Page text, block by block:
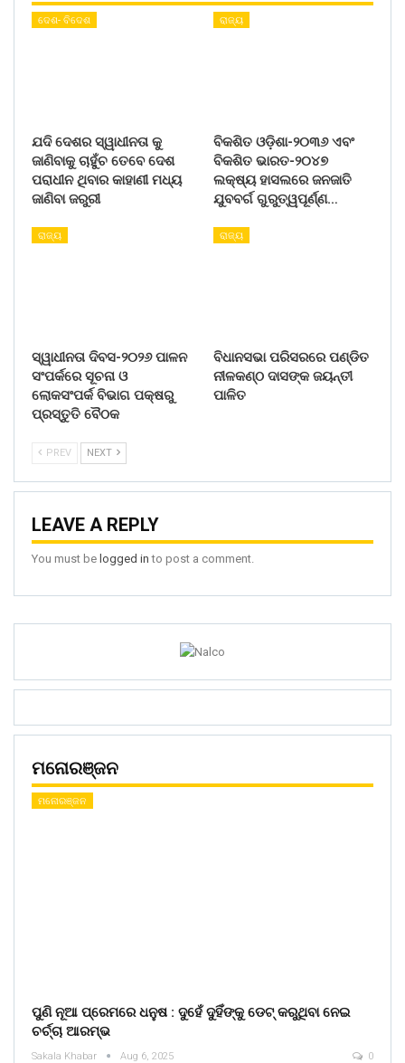
ଦେଶ- ବିଦେଶ
ଯଦି ଦେଶର ସ୍ୱାଧୀନତା କୁ
ଜାଣିବାକୁ ଚାହୁଁଚ ତେବେ ଦେଶ
ପରାଧୀନ ଥିବାର କାହାଣୀ ମଧ୍ୟ
ଜାଣିବା ଜରୁରୀ
ରାଜ୍ୟ
ବିକଶିତ ଓଡ଼ିଶା-୨୦୩୬ ଏବଂ
ବିକଶିତ ଭାରତ-୨୦୪୭
ଲକ୍ଷ୍ୟ ହାସଲରେ ଜନଜାତି
ଯୁବବର୍ଗ ଗୁରୁତ୍ୱପୂର୍ଣ୍ଣ…
ରାଜ୍ୟ
ସ୍ୱାଧୀନତା ଦିବସ-୨୦୨୬ ପାଳନ
ସଂପର୍କରେ ସୂଚନା ଓ
ଲୋକସଂପର୍କ ବିଭାଗ ପକ୍ଷରୁ
ପ୍ରସ୍ତୁତି ବୈଠକ
ରାଜ୍ୟ
ବିଧାନସଭା ପରିସରରେ ପଣ୍ଡିତ
ନୀଳକଣ୍ଠ ଦାସଙ୍କ ଜୟନ୍ତୀ
ପାଳିତ
PREV NEXT
LEAVE A REPLY
You must be logged in to post a comment.
ମନୋରଞ୍ଜନ
ମନୋରଞ୍ଜନ
ପୁଣି ନୂଆ ପ୍ରେମରେ ଧନୁଷ : ଦୁହେଁ ଦୁହିଁଙ୍କୁ ଡେଟ୍ କରୁଥିବା ନେଇ
ଚର୍ଚ୍ଚା ଆରମ୍ଭ
Sakala Khabar Aug 6, 2025 0